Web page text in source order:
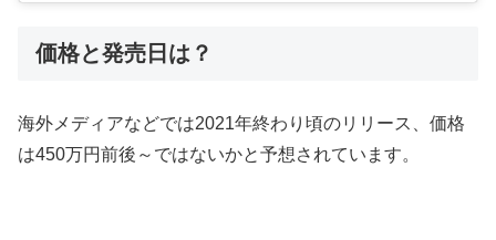
価格と発売日は？
海外メディアなどでは2021年終わり頃のリリース、価格
は450万円前後～ではないかと予想されています。